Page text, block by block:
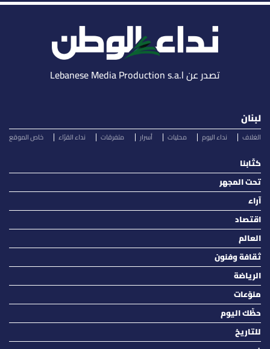
تصدر عن Lebanese Media Production s.a.l
لبنان
الغلاف نداء اليوم محليات أسرار متفرقات نداء القرّاء خاص الموقع
كتّابنا
تحت المجهر
آراء
اقتصاد
العالم
ثقافة وفنون
الرياضة
منوّعات
حظّك اليوم
للتاريخ